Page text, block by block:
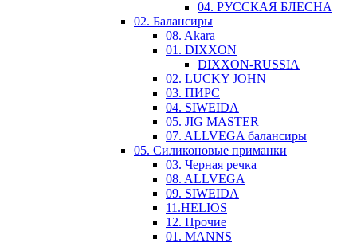
04. РУССКАЯ БЛЕСНА
02. Балансиры
08. Akara
01. DIXXON
DIXXON-RUSSIA
02. LUCKY JOHN
03. ПИРС
04. SIWEIDA
05. JIG MASTER
07. ALLVEGA балансиры
05. Силиконовые приманки
03. Черная речка
08. ALLVEGA
09. SIWEIDA
11.HELIOS
12. Прочие
01. MANNS